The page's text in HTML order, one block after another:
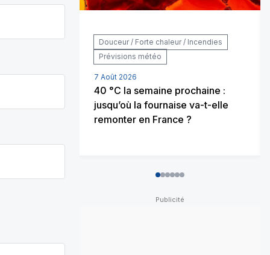
Douceur / Forte chaleur / Incendies
Prévisions météo
7 Août 2026
40 °C la semaine prochaine :
jusqu’où la fournaise va-t-elle
remonter en France ?
012345